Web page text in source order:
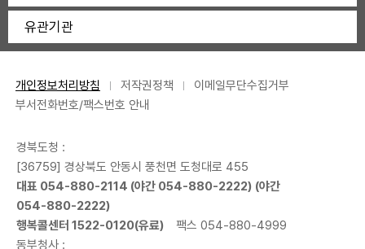
유관기관
개인정보처리방침 저작권정책
이메일무단수집거부
부서전화번호/팩스번호 안내
경북도청 :
[36759] 경상북도 안동시 풍천면 도청대로 455
대표 054-880-2114 (야간 054-880-2222) (야간
054-880-2222)
행복콜센터 1522-0120(유료)
팩스 054-880-4999
동부청사 :